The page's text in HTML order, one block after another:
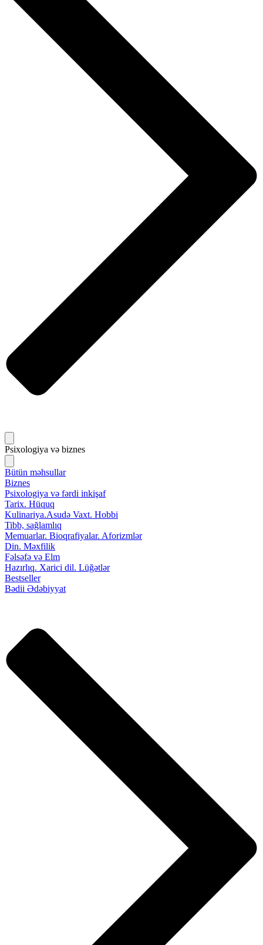
Psixologiya və biznes
Bütün məhsullar
Biznes
Psixologiya və fərdi inkişaf
Tarix. Hüquq
Kulinariya.Asudə Vaxt. Hobbi
Tibb, sağlamlıq
Memuarlar. Bioqrafiyalar. Aforizmlər
Din. Məxfilik
Fəlsəfə və Elm
Hazırlıq. Xarici dil. Lüğətlər
Bestseller
Bədii Ədəbiyyat